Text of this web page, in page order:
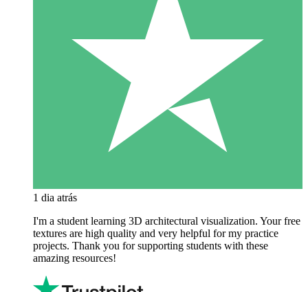
1 dia atrás
I'm a student learning 3D architectural visualization. Your free
textures are high quality and very helpful for my practice
projects. Thank you for supporting students with these
amazing resources!